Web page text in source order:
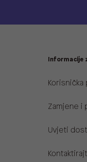
Informacije
Korisnička
Zamjene i
Uvjeti